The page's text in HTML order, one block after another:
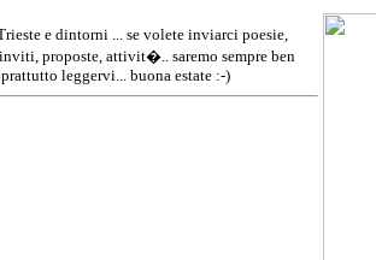
e dintorni ... se volete inviarci poesie,
proposte, attivit�.. saremo sempre ben
leggervi... buona estate :-)